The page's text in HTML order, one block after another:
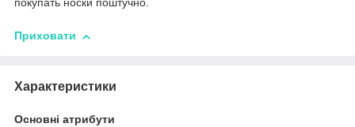
покупать носки поштучно.
Приховати
Характеристики
Основні атрибути